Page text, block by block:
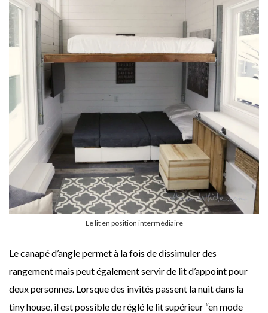
Le lit en position intermédiaire
Le canapé d’angle permet à la fois de dissimuler des
rangement mais peut également servir de lit d’appoint pour
deux personnes. Lorsque des invités passent la nuit dans la
tiny house, il est possible de réglé le lit supérieur “en mode